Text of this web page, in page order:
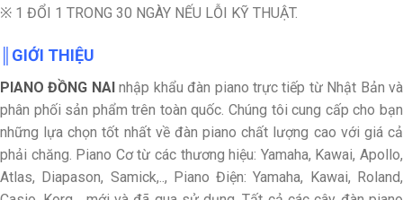
※ 1 ĐỔI 1 TRONG 30 NGÀY NẾU LỖI KỸ THUẬT.
║GIỚI THIỆU
PIANO ĐỒNG NAI nhập khẩu đàn piano trực tiếp từ Nhật Bản và
phân phối sản phẩm trên toàn quốc. Chúng tôi cung cấp cho bạn
những lựa chọn tốt nhất về đàn piano chất lượng cao với giá cả
phải chăng. Piano Cơ từ các thương hiệu: Yamaha, Kawai, Apollo,
Atlas, Diapason, Samick,.., Piano Điện: Yamaha, Kawai, Roland,